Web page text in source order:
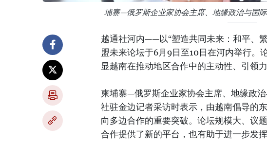
埔寨—俄罗斯企业家协会主席、地缘政治与国
越通社河内——以“塑造共同未来：和平、
盟未来论坛于6月9日至10日在河内举行。
显越南在推动地区合作中的主动性、引领力
柬埔寨—俄罗斯企业家协会主席、地缘政
社驻金边记者采访时表示，由越南倡导的
向多边合作的重要突破。论坛规模大、议
合作提供了新的平台，也有助于进一步发